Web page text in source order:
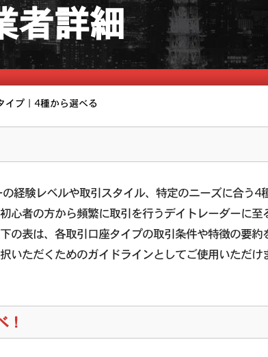
者詳細
イプ｜4種から選べる
経験レベルや取引スタイル、特定のニーズに合う4
心者の方から頻繁に取引を行うデイトレーダーに至
の表は、各取引口座タイプの取引条件や特徴の要約
いただくためのガイドラインとしてご使用いただけ
！